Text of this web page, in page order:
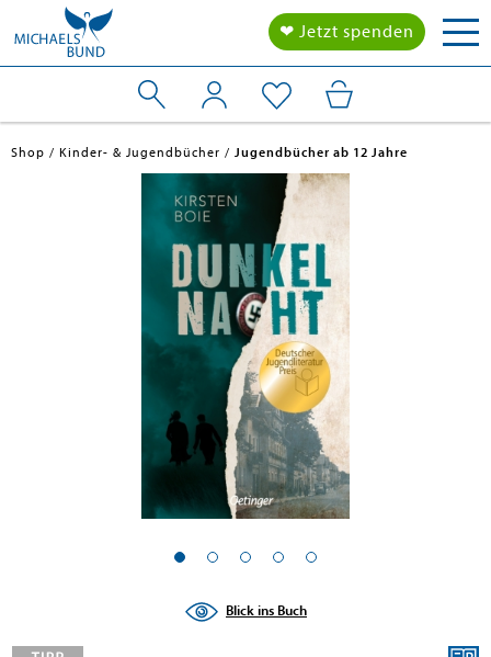
❤ Jetzt spenden
submenu
Shop Kinder- & Jugendbücher Jugendbücher ab 12 Jahre
Blick ins Buch